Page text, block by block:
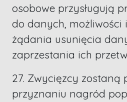
osobowe przysługują
do danych, możliwości
żądania usunięcia
zaprzestania ich
27. Zwycięzcy zostaną
przyznaniu nagród